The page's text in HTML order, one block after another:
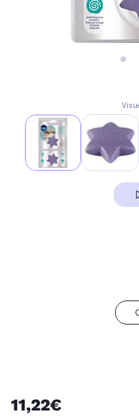
11,22€